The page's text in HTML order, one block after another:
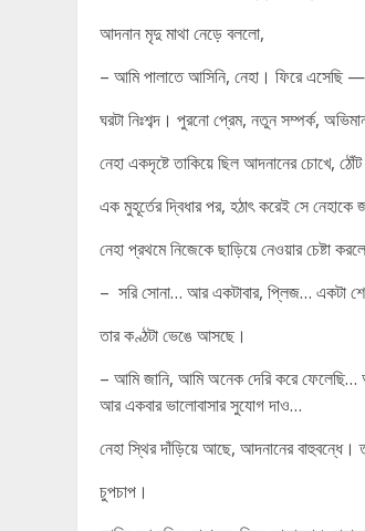
আদনান মৃদু মাথা নেড়ে বললো,
– আমি পালাতে আসিনি, নেহা। ফিরে এসেছি
ঘরটা নিঃশব্দ। পুরনো প্রেম, নতুন সম্পর্ক,
নেহা একদৃষ্টে তাকিয়ে ছিল আদনানের চোখে,
এক মুহূর্তের দ্বিধার পর, হঠাৎ করেই সে
নেহা প্রথমে নিজেকে ছাড়িয়ে নেওয়ার চেষ্টা
– সরি সোনা… আর একটাবার, প্লিজ… একটা
তার কণ্ঠটা ভেঙে আসছে।
– আমি জানি, আমি অনেক দেরি করে
আর একবার ভালোবাসার সুযোগ দাও…
নেহা স্থির দাঁড়িয়ে আছে, আদনানের
চুপচাপ।